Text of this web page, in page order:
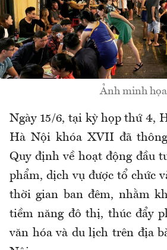
Ảnh minh họa
Ngày 15/6, tại kỳ họp thứ 4,
Hà Nội khóa XVII đã
Quy định về hoạt động đầu
phẩm, dịch vụ được tổ chức
thời gian ban đêm, nhằm
tiềm năng đô thị, thúc đẩy
văn hóa và du lịch trên địa